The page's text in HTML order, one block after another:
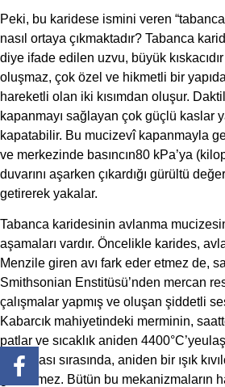
Peki, bu karidese ismini veren
nasıl ortaya çıkmaktadır? Tabanca
diye ifade edilen uzvu, büyük
oluşmaz, çok özel ve hikmetli bir
hareketli olan iki kısımdan oluşur.
kapanmayı sağlayan çok güçlü kaslar
kapatabilir. Bu mucizevî kapanmayla
ve merkezinde basıncın80 kPa’ya
duvarını aşarken çıkardığı gürültü
getirerek yakalar.
Tabanca karidesinin avlanma
aşamaları vardır. Öncelikle karides,
Menzile giren avı fark eder etmez de,
Smithsonian Enstitüsü’nden mercan
çalışmalar yapmış ve oluşan şiddetli ses
Kabarcık mahiyetindeki merminin,
patlar ve sıcaklık aniden
patlaması sırasında, aniden bir ışık
görülemez. Bütün bu mekanizmaların